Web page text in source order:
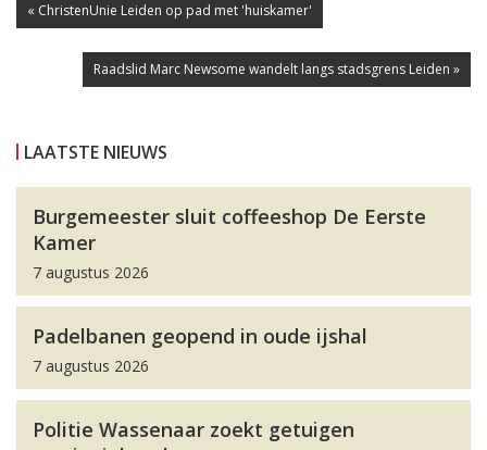
« ChristenUnie Leiden op pad met 'huiskamer'
Raadslid Marc Newsome wandelt langs stadsgrens Leiden »
LAATSTE NIEUWS
Burgemeester sluit coffeeshop De Eerste
Kamer
7 augustus 2026
Padelbanen geopend in oude ijshal
7 augustus 2026
Politie Wassenaar zoekt getuigen